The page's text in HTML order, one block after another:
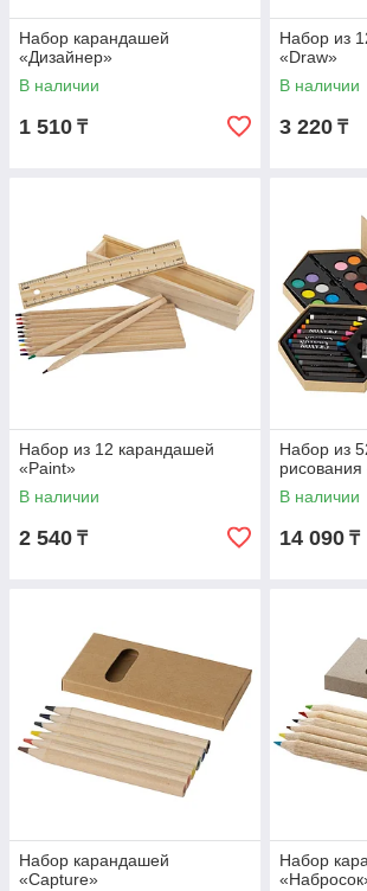
Набор карандашей
«Дизайнер»
В наличии
1 510 ₸
Набор из
«Draw»
В наличии
3 220 ₸
Набор из 12 карандашей
«Paint»
В наличии
2 540 ₸
Набор из
В наличии
14 090 ₸
Набор карандашей
«Capture»
Набор